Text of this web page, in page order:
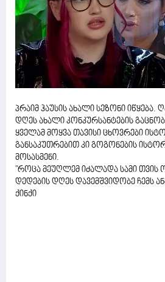
პრაიმ ჰაუსის ახალი სეზონი იწყება.
დღეს ახალი კონკურსანტების
ყველამ მოყვა თავისი ცხოვრები
განსაკუთრებით კი გოგონების
მოსასმენი.
"როცა მეუღლემ იძალადა სამი თვის
დედების დღეს დავემშვიდობე ჩემს
ქინქი